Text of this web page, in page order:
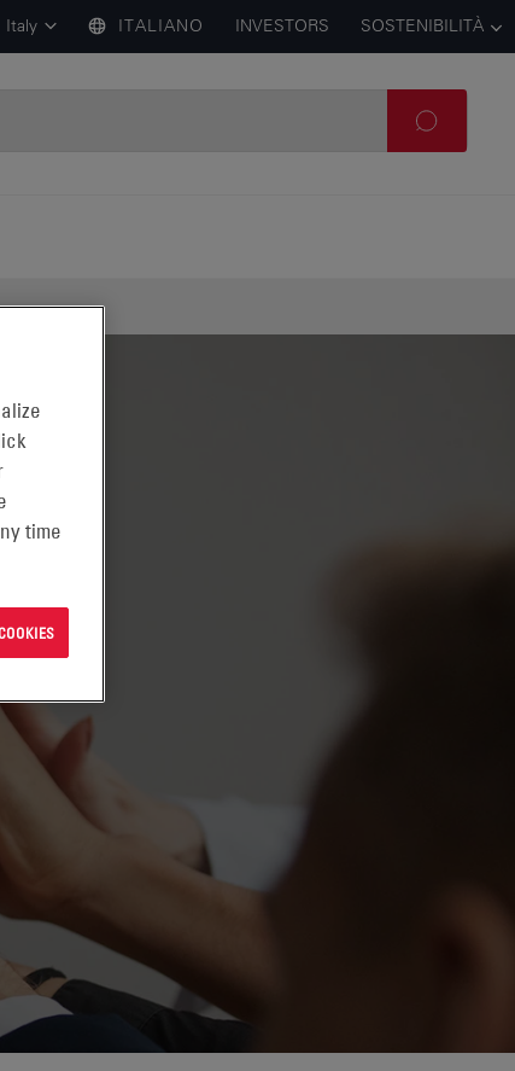
Italy ITALIANO INVESTORS SOSTENIBILITÀ
time